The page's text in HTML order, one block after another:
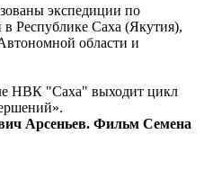
экспедиции по
в Республике Саха (Якутия),
области и
НВК "Саха" выходит цикл
Арсеньев. Фильм Семена